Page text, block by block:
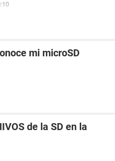
mi microSD
de la SD en la